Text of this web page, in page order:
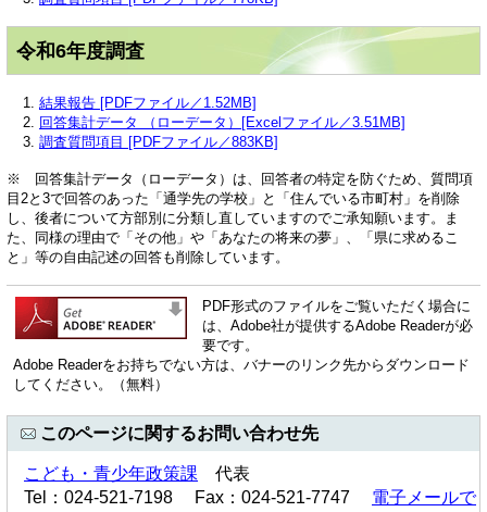
令和6年度調査
結果報告 [PDFファイル／1.52MB]
回答集計データ （ローデータ）[Excelファイル／3.51MB]
調査質問項目 [PDFファイル／883KB]
※ 回答集計データ（ローデータ）は、回答者の特定を防ぐため、質問項
目2と3で回答のあった「通学先の学校」と「住んでいる市町村」を削除
し、後者について方部別に分類し直していますのでご承知願います。ま
た、同様の理由で「その他」や「あなたの将来の夢」、「県に求めるこ
と」等の自由記述の回答も削除しています。
PDF形式のファイルをご覧いただく場合に
は、Adobe社が提供するAdobe Readerが必
要です。
Adobe Readerをお持ちでない方は、バナーのリンク先からダウンロード
してください。（無料）
このページに関するお問い合わせ先
こども・青少年政策課 代表
Tel：024-521-7198 Fax：024-521-7747 電子メールで